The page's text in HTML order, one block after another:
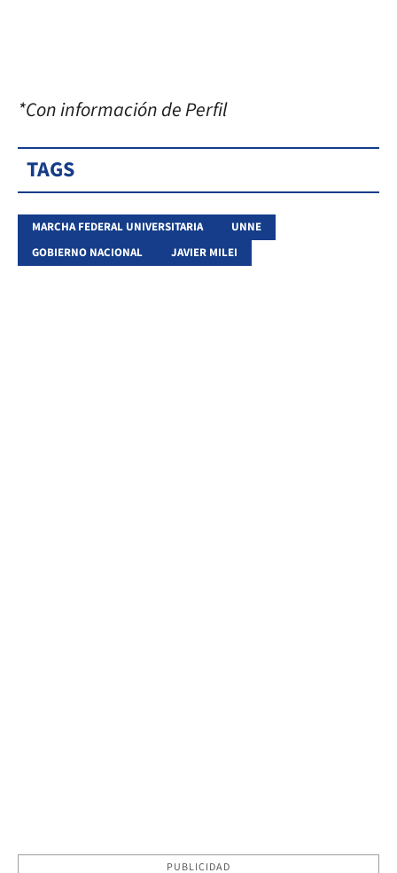
*Con información de Perfil
TAGS
MARCHA FEDERAL UNIVERSITARIA
UNNE
GOBIERNO NACIONAL
JAVIER MILEI
PUBLICIDAD